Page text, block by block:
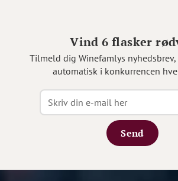
Vind 6 flasker
Tilmeld dig Winefamlys
automatisk i konkurrencen
Send